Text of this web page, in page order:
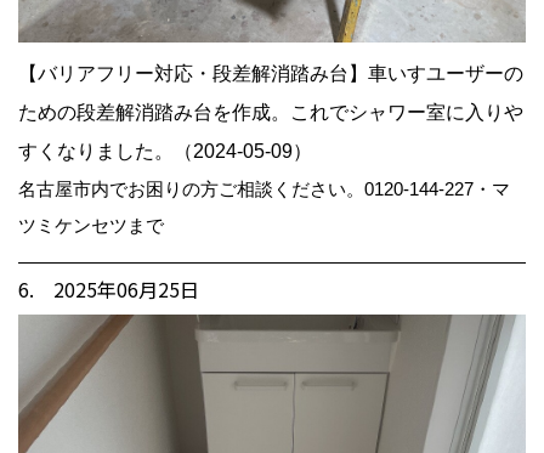
【バリアフリー対応・段差解消踏み台】車いすユーザーの
ための段差解消踏み台を作成。これでシャワー室に入りや
すくなりました。（2024-05-09）
名古屋市内でお困りの方ご相談ください。0120-144-227・マ
ツミケンセツまで
6. 2025年06月25日